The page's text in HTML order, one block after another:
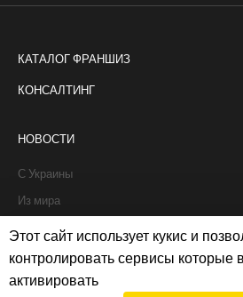
КАТАЛОГ ФРАНШИЗ
КОНСАЛТИНГ
НОВОСТИ
С Украины
Из мира
Интервью
Истории франчайзи
Рапорты
Этот сайт использует кукис и
контролировать сервисы которые
активировать